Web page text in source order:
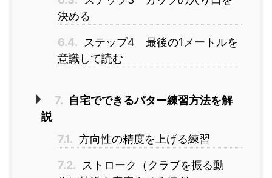
決める
6.4.
ステップ4 最後の1メートルを
意識して読む
7. 自宅でできるパター練習方法を解
説
7.1. 方向性の精度を上げる練習
7.2.
ストローク（クラブを振る動